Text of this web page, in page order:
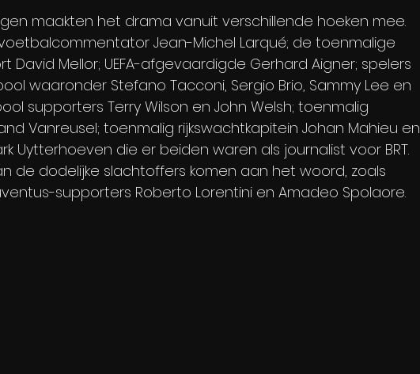
maakten het drama vanuit verschillende hoeken mee.
Jean-Michel Larqué; de toenmalige
David Mellor; UEFA-afgevaardigde Gerhard Aigner; spelers
waaronder Stefano Tacconi, Sergio Brio, Sammy Lee en
supporters Terry Wilson en John Welsh; toenmalig
Vanreusel; toenmalig rijkswachtkapitein Johan Mahieu en
Uytterhoeven die er beiden waren als journalist voor BRT.
de dodelijke slachtoffers komen aan het woord, zoals
supporters Roberto Lorentini en Amadeo Spolaore.